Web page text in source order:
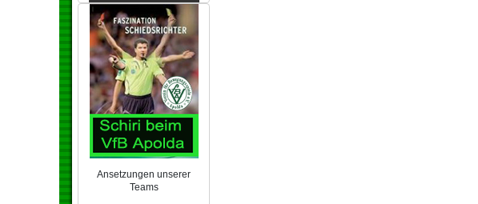
Ansetzungen unserer
Teams